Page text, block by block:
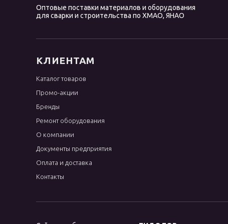
OK 96.40
OK Ni Cl
OK NiFe Cl
R-143
WC
WE
WL
WP
Оптовые поставки материалов и оборудования
для сварки и строительства по ХМАО, ЯНАО
КЛИЕНТАМ
Каталог товаров
Промо-акции
Бренды
Ремонт оборудования
О компании
Документы предприятия
Оплата и доставка
Контакты